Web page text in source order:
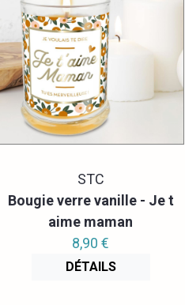
STC
Bougie verre vanille - Je t
aime maman
8,90 €
DÉTAILS